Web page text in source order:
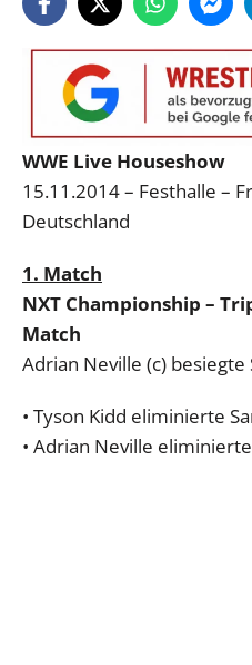
WWE Live Houseshow
15.11.2014 – Festhalle –
Deutschland
1. Match
NXT Championship –
Match
Adrian Neville (c) besiegte
• Tyson Kidd eliminierte
• Adrian Neville